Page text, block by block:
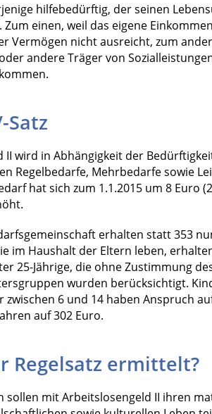
hilfebedürftig, der seinen
einen, weil das eigene
Vermögen nicht ausreicht, zum
andere Träger von
Satz
II wird in Abhängigkeit der
Regelbedarfe, Mehrbedarfe sowie
hat sich zum 1.1.2015 um 8 Euro
erhalten statt 353
im Haushalt der Eltern leben,
25-Jährige, die ohne Zustimmung
wurden berücksichtigt.
zwischen 6 und 14 haben Anspruch
auf 302 Euro.
Regelsatz ermittelt?
sollen mit Arbeitslosengeld II ihren